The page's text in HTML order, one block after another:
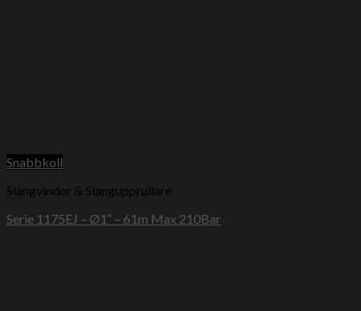
Snabbkoll
Slangvindor & Slangupprullare
Serie 1175EJ – Ø1″ – 61m Max 210Bar